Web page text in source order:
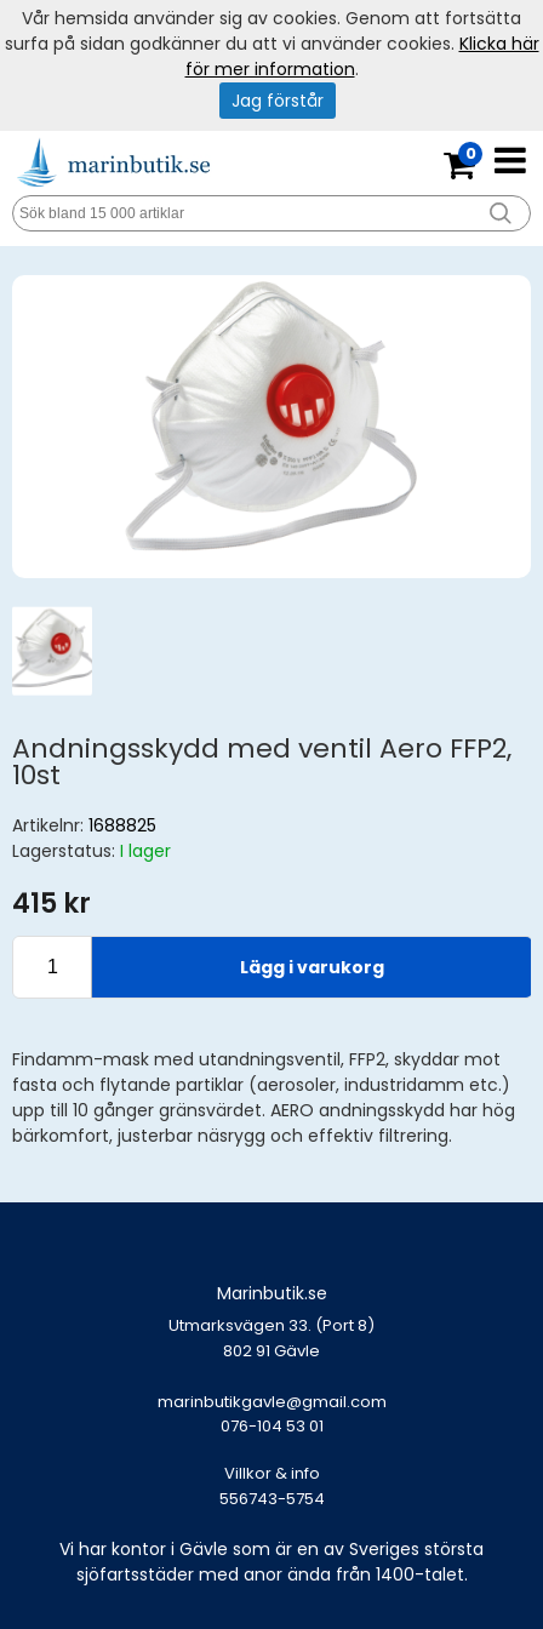
0
Andningsskydd med ventil Aero FFP2,
10st
Artikelnr: 1688825
Lagerstatus: I lager
415 kr
Lägg i varukorg
Findamm-mask med utandningsventil, FFP2, skyddar mot
fasta och flytande partiklar (aerosoler, industridamm etc.)
upp till 10 gånger gränsvärdet. AERO andningsskydd har hög
bärkomfort, justerbar näsrygg och effektiv filtrering.
Marinbutik.se
Utmarksvägen 33. (Port 8)
802 91 Gävle
marinbutikgavle@gmail.com
076-104 53 01
Villkor & info
556743-5754
Vi har kontor i Gävle som är en av Sveriges största
sjöfartsstäder med anor ända från 1400-talet.
Vår hemsida använder sig av cookies. Genom att fortsätta
surfa på sidan godkänner du att vi använder cookies. Klicka här
för mer information.
Jag förstår